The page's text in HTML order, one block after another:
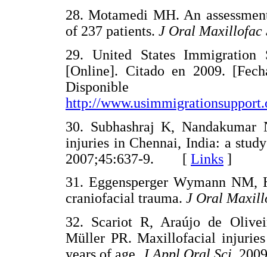
28. Motamedi MH. An
of 237 patients. J Oral Maxillofac
29. United States
[Online]. Citado en 2009.
http://
30. Subhashraj K,
injuries in Chennai, India: a
2007;45:637-9. [ Links ]
31. Eggensperger Wymann
craniofacial trauma. J Oral
32. Scariot R, Araújo de
Müller PR. Maxillofacial